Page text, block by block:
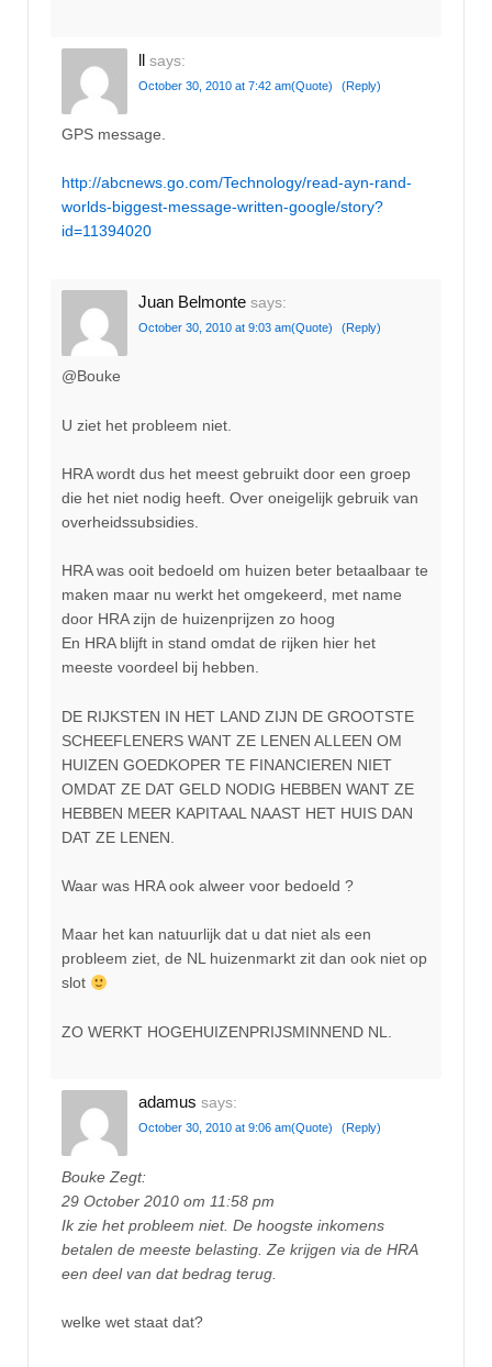
ll says:
October 30, 2010 at 7:42 am(Quote) (Reply)
GPS message.
http://abcnews.go.com/Technology/read-ayn-rand-
worlds-biggest-message-written-google/story?
id=11394020
Juan Belmonte says:
October 30, 2010 at 9:03 am(Quote) (Reply)
@Bouke
U ziet het probleem niet.
HRA wordt dus het meest gebruikt door een groep
die het niet nodig heeft. Over oneigelijk gebruik van
overheidssubsidies.
HRA was ooit bedoeld om huizen beter betaalbaar te
maken maar nu werkt het omgekeerd, met name
door HRA zijn de huizenprijzen zo hoog
En HRA blijft in stand omdat de rijken hier het
meeste voordeel bij hebben.
DE RIJKSTEN IN HET LAND ZIJN DE GROOTSTE
SCHEEFLENERS WANT ZE LENEN ALLEEN OM
HUIZEN GOEDKOPER TE FINANCIEREN NIET
OMDAT ZE DAT GELD NODIG HEBBEN WANT ZE
HEBBEN MEER KAPITAAL NAAST HET HUIS DAN
DAT ZE LENEN.
Waar was HRA ook alweer voor bedoeld ?
Maar het kan natuurlijk dat u dat niet als een
probleem ziet, de NL huizenmarkt zit dan ook niet op
slot
ZO WERKT HOGEHUIZENPRIJSMINNEND NL.
adamus says:
October 30, 2010 at 9:06 am(Quote) (Reply)
Bouke Zegt:
29 October 2010 om 11:58 pm
Ik zie het probleem niet. De hoogste inkomens
betalen de meeste belasting. Ze krijgen via de HRA
een deel van dat bedrag terug.
welke wet staat dat?